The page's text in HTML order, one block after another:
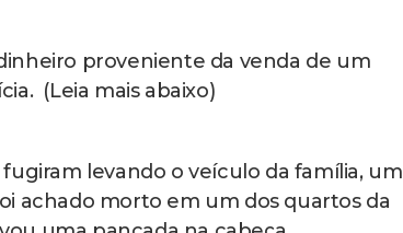
proveniente da venda de um
(Leia mais abaixo)
levando o veículo da família, um
achado morto em um dos quartos da